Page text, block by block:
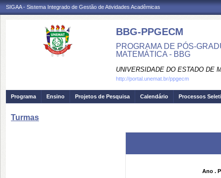
SIGAA - Sistema Integrado de Gestão de Atividades Acadêmicas
BBG-PPGECM
PROGRAMA DE PÓS-
MATEMÁTICA - BBG
UNIVERSIDADE DO ESTADO DE
http://portal.unemat.br/ppgecm
Programa Ensino Projetos de Pesquisa Calendário Processos
Turmas
Ano .